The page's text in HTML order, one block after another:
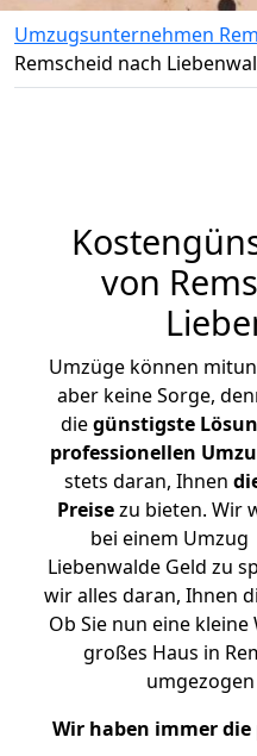
Umzugsunternehmen
Remscheid nach
von
Umzüge können
aber keine Sorge,
diegünstigste
professionellen
stets daran, Ihnen
Preisezu bieten. Wir
bei einem Umzug
Liebenwalde Geld zu
wir alles daran, Ihnen
Ob Sie nun eine
großes Haus in
Wir haben immer